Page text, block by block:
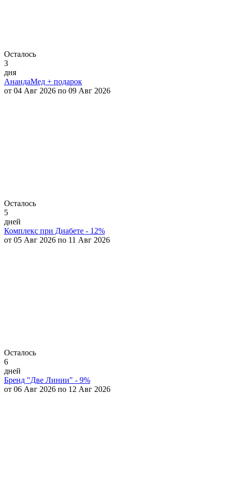
Осталось
3
дня
АнандаМед + подарок
от 04 Авг 2026 по 09 Авг 2026
Осталось
5
дней
Комплекс при Диабете - 12%
от 05 Авг 2026 по 11 Авг 2026
Осталось
6
дней
Бренд "Две Линии" - 9%
от 06 Авг 2026 по 12 Авг 2026